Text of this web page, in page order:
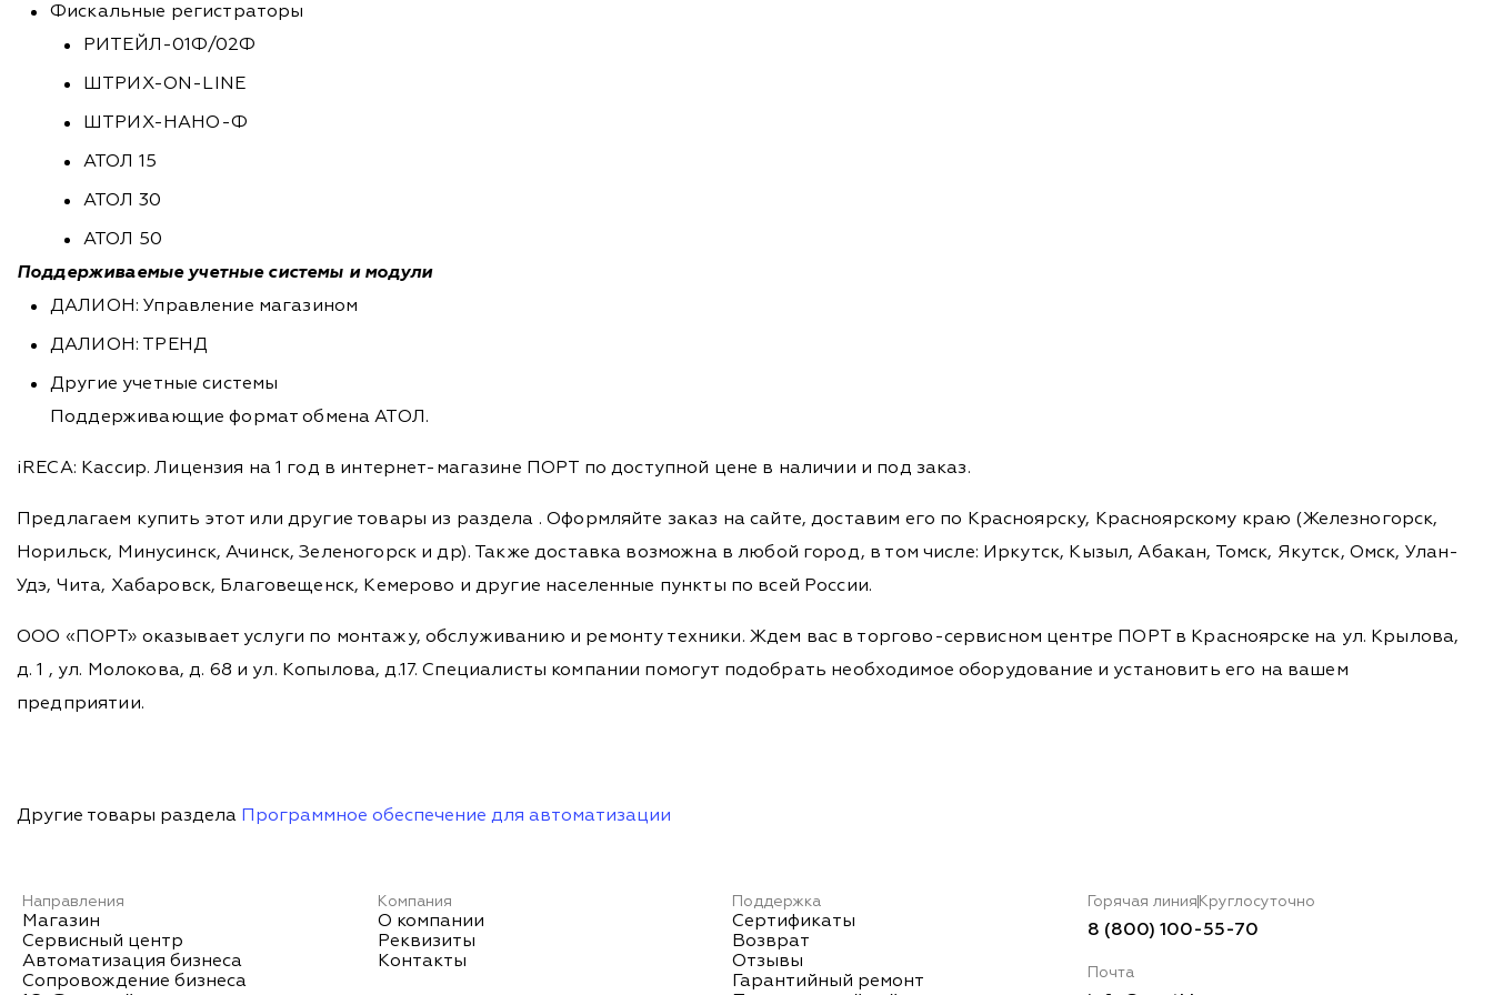
Фискальные регистраторы
РИТЕЙЛ-01Ф/02Ф
ШТРИХ-ON-LINE
ШТРИХ-НАНО-Ф
АТОЛ 15
АТОЛ 30
АТОЛ 50
Поддерживаемые учетные системы и модули
ДАЛИОН: Управление магазином
ДАЛИОН: ТРЕНД
Другие учетные системы
Поддерживающие формат обмена АТОЛ.
iRECA: Кассир. Лицензия на 1 год в интернет-магазине ПОРТ по доступной цене в наличии и под заказ.
Предлагаем купить этот или другие товары из раздела . Оформляйте заказ на сайте, доставим его по Красноярску, Красноярскому краю (Железногорск,
Норильск, Минусинск, Ачинск, Зеленогорск и др). Также доставка возможна в любой город, в том числе: Иркутск, Кызыл, Абакан, Томск, Якутск, Омск, Улан-
Удэ, Чита, Хабаровск, Благовещенск, Кемерово и другие населенные пункты по всей России.
ООО «ПОРТ» оказывает услуги по монтажу, обслуживанию и ремонту техники. Ждем вас в торгово-сервисном центре ПОРТ в Красноярске на ул. Крылова,
д. 1 , ул. Молокова, д. 68 и ул. Копылова, д.17. Специалисты компании помогут подобрать необходимое оборудование и установить его на вашем
предприятии.
Другие товары раздела Программное обеспечение для автоматизации
Направления
Магазин
Сервисный центр
Автоматизация бизнеса
Сопровождение бизнеса
Компания
О компании
Реквизиты
Контакты
Поддержка
Сертификаты
Возврат
Отзывы
Гарантийный ремонт
Горячая линия Круглосуточно
8 (800) 100-55-70
Почта